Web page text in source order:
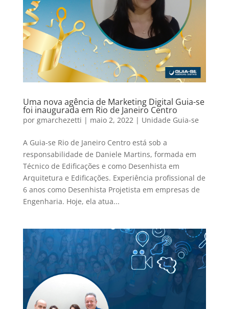
Uma nova agência de Marketing Digital Guia-se
foi inaugurada em Rio de Janeiro Centro
por gmarchezetti | maio 2, 2022 | Unidade Guia-se
A Guia-se Rio de Janeiro Centro está sob a
responsabilidade de Daniele Martins, formada em
Técnico de Edificações e como Desenhista em
Arquitetura e Edificações. Experiência profissional de
6 anos como Desenhista Projetista em empresas de
Engenharia. Hoje, ela atua...